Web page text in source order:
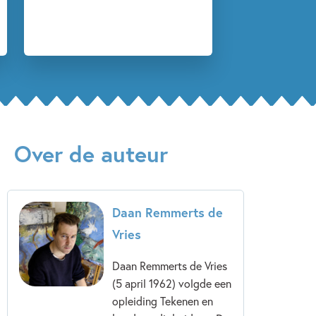
Over de auteur
Daan Remmerts de
Vries
Daan Remmerts de Vries
(5 april 1962) volgde een
opleiding Tekenen en